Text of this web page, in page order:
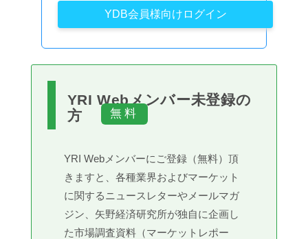
YDB会員様向けログイン
YRI Webメンバー未登録の
方
YRI Webメンバーにご登録（無料）頂
きますと、各種業界およびマーケット
に関するニュースレターやメールマガ
ジン、矢野経済研究所が独自に企画し
た市場調査資料（マーケットレポー